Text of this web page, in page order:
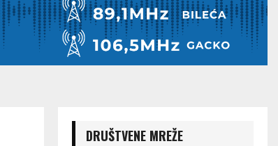
DRUŠTVENE MREŽE